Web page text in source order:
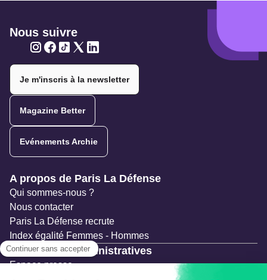
Nous suivre
Je m'inscris à la newsletter
Magazine Better
Evénements Archie
Navigation secondaire
A propos de Paris La Défense
Qui sommes-nous ?
Nous contacter
Paris La Défense recrute
Index égalité Femmes - Hommes
Ressources administratives
Espace presse